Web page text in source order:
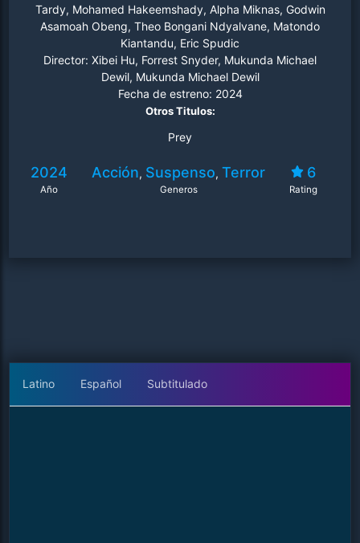
contra hombres y animales por sus vidas.
Tardy, Mohamed Hakeemshady, Alpha Miknas, Godwin
Asamoah Obeng, Theo Bongani Ndyalvane, Matondo
Kiantandu, Eric Spudic
Director: Xibei Hu, Forrest Snyder, Mukunda Michael
Dewil, Mukunda Michael Dewil
Fecha de estreno: 2024
Otros Titulos:
Prey
2024
Año
Acción, Suspenso, Terror
Generos
6
Rating
Latino Español Subtitulado